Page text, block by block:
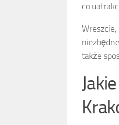
co
także